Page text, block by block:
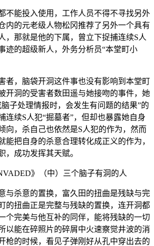
不能投入使用，工作人员不得不寻找另外
内的元老级人物松冈推荐了另外一个具有
，那就是他的下属，曾立下捉捕连续S人
迹的超级新人，外务分析员“本堂町小
者，脑袋开洞这件事也没有影响到本堂町
开洞的受害者数田遥与她接吻的事件，她
子处理情报时，会发生有问题的结果”的
连续S人犯“掘墓者”，但却也暴露她自身
向，杀自己也依然是S人犯的作为，然而
能把自身的杀意合理转化成正义的作为，
，成功发挥其天赋。
与杀意的置换，富久田的扭曲是残缺与完
的扭曲正是完整与残缺的置换，连开洞都
个完美与他互补的同伴，能将残缺的一切
以能在碎照片的碎屑中火速察觉井波的消
枪的时候，看见子弹刚好从孔中穿出去的